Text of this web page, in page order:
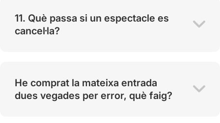
11. Què passa si un espectacle es
cancel·la?
He comprat la mateixa entrada
dues vegades per error, què faig?